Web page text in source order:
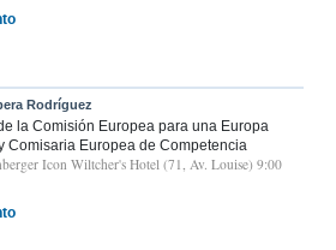
Rodríguez
la Comisión Europea para una Europa
Comisaria Europea de Competencia
Icon Wiltcher's Hotel (71, Av. Louise) 9:00